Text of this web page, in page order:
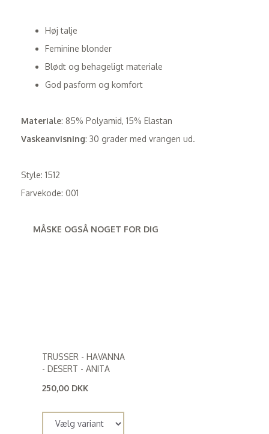
Høj talje
Feminine blonder
Blødt og behageligt materiale
God pasform og komfort
Materiale: 85% Polyamid, 15% Elastan
Vaskeanvisning: 30 grader med vrangen ud.
Style: 1512
Farvekode: 001
MÅSKE OGSÅ NOGET FOR DIG
TRUSSER - HAVANNA
- DESERT - ANITA
250,00 DKK